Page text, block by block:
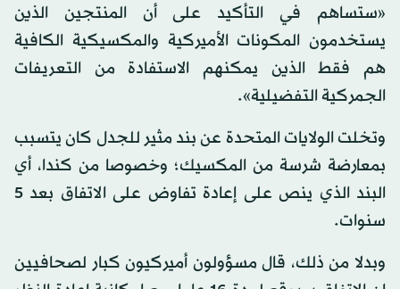
«ستساهم في التأكيد على أن المنتجين الذين
يستخدمون المكونات الأميركية والمكسيكية الكافية
هم فقط الذين يمكنهم الاستفادة من التعريفات
الجمركية التفضيلية».
وتخلت الولايات المتحدة عن بند مثير للجدل كان يتسبب
بمعارضة شرسة من المكسيك؛ وخصوصا من كندا، أي
البند الذي ينص على إعادة تفاوض على الاتفاق بعد 5
سنوات.
وبدلا من ذلك، قال مسؤولون أميركيون كبار لصحافيين